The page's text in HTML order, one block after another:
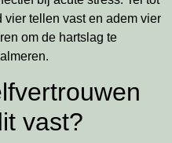
tellen vast en adem vier
om de hartslag te
vast?